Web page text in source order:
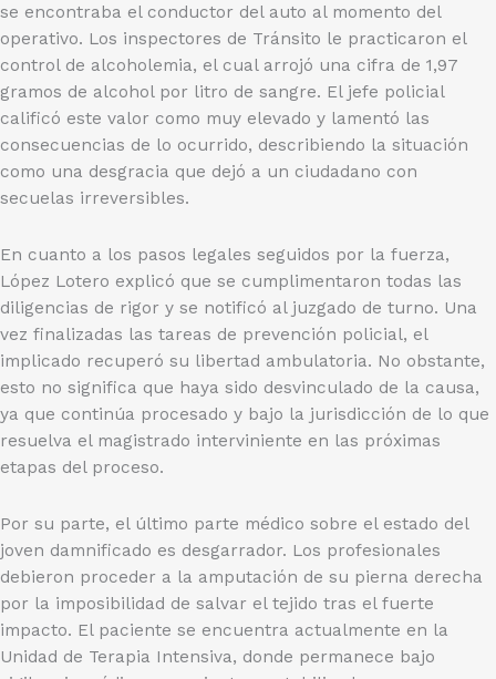
se encontraba el conductor del auto al momento del
operativo. Los inspectores de Tránsito le practicaron el
control de alcoholemia, el cual arrojó una cifra de 1,97
gramos de alcohol por litro de sangre. El jefe policial
calificó este valor como muy elevado y lamentó las
consecuencias de lo ocurrido, describiendo la situación
como una desgracia que dejó a un ciudadano con
secuelas irreversibles.
En cuanto a los pasos legales seguidos por la fuerza,
López Lotero explicó que se cumplimentaron todas las
diligencias de rigor y se notificó al juzgado de turno. Una
vez finalizadas las tareas de prevención policial, el
implicado recuperó su libertad ambulatoria. No obstante,
esto no significa que haya sido desvinculado de la causa,
ya que continúa procesado y bajo la jurisdicción de lo que
resuelva el magistrado interviniente en las próximas
etapas del proceso.
Por su parte, el último parte médico sobre el estado del
joven damnificado es desgarrador. Los profesionales
debieron proceder a la amputación de su pierna derecha
por la imposibilidad de salvar el tejido tras el fuerte
impacto. El paciente se encuentra actualmente en la
Unidad de Terapia Intensiva, donde permanece bajo